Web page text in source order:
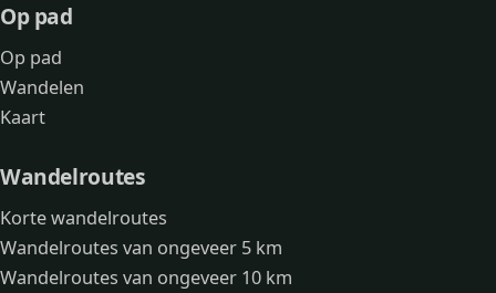
Op pad
Op pad
Wandelen
Kaart
Wandelroutes
Korte wandelroutes
Wandelroutes van ongeveer 5 km
Wandelroutes van ongeveer 10 km